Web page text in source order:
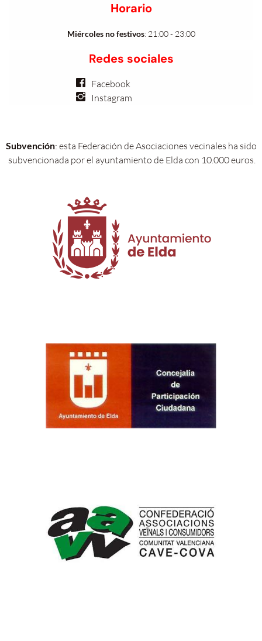
Horario
Miércoles no festivos: 21:00 - 23:00
Redes sociales
Facebook
Instagram
Subvención: esta Federación de Asociaciones vecinales ha sido
subvencionada por el ayuntamiento de Elda con 10.000 euros.